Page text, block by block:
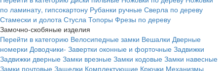
по ламинату, гипсокартону Рубанки ручные Сверла по дереву
Стамески и долота Стусла Топоры Фрезы по дереву
Замочно-скобяные изделия
Перейти в категорию Велосипедные замки Вешалки Дверные
номерки Доводчики- Завертки оконные и форточные Задвижки
Задвижки дверные Замки врезные Замки кодовые Замки навесные
Замки почтовые Защелки Комплектующие Крючки Механизмы